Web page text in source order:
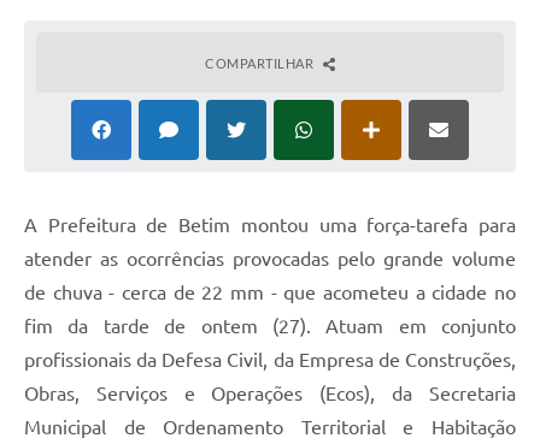
COMPARTILHAR
A Prefeitura de Betim montou uma força-tarefa para
atender as ocorrências provocadas pelo grande volume
de chuva - cerca de 22 mm - que acometeu a cidade no
fim da tarde de ontem (27). Atuam em conjunto
profissionais da Defesa Civil, da Empresa de Construções,
Obras, Serviços e Operações (Ecos), da Secretaria
Municipal de Ordenamento Territorial e Habitação